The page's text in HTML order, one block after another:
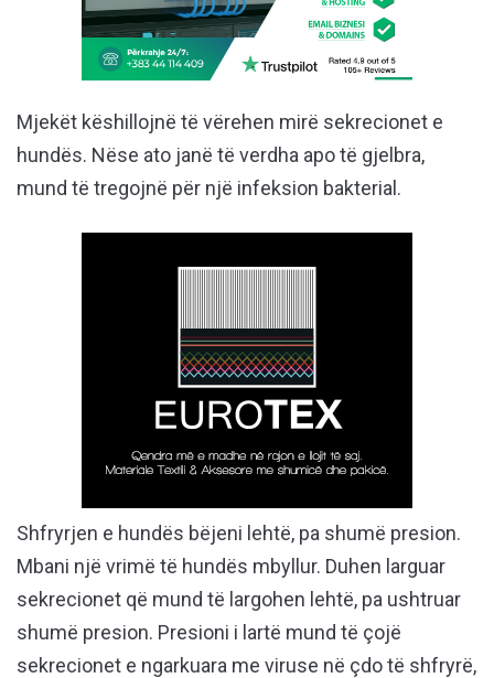
Mjekët këshillojnë të vërehen mirë sekrecionet e
hundës. Nëse ato janë të verdha apo të gjelbra,
mund të tregojnë për një infeksion bakterial.
Shfryrjen e hundës bëjeni lehtë, pa shumë presion.
Mbani një vrimë të hundës mbyllur. Duhen larguar
sekrecionet që mund të largohen lehtë, pa ushtruar
shumë presion. Presioni i lartë mund të çojë
sekrecionet e ngarkuara me viruse në çdo të shfryrë,